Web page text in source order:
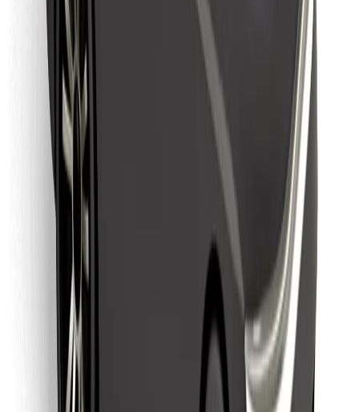
უსაფრთხოება
მიიღე მომსახურება რამდენიმე წუთში!
იპოვე შენი საყვარელი კერძები!